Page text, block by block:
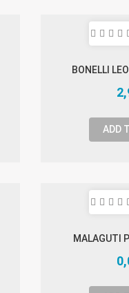
BONELLI
ADD
MALAGUTI